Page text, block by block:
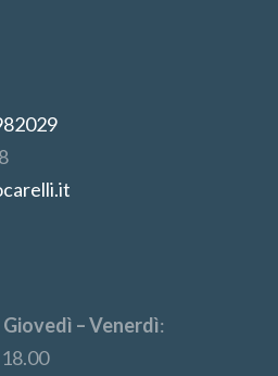
– Venerdì: